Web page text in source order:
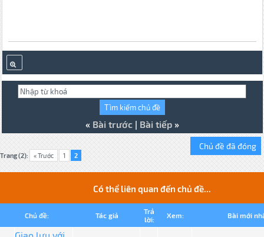
« Bài trước| Bài tiếp»
Trang (2): « Trước 1 2
Chủ đề đã đóng
Có thể liên quan đến chủ đề...
Chủ đề: Tác giả
Trả
lời:
Xem: Bài mới